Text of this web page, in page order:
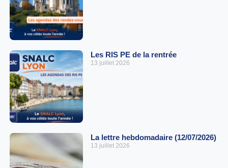
Les RIS PE de la rentrée
13 juillet 2026
La lettre hebdomadaire (12/07/2026)
13 juillet 2026